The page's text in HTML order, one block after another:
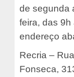
de segunda
feira, das 9h
endereço
Recria –
Fonseca,